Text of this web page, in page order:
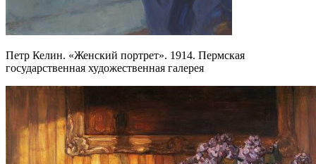
Петр Келин. «Женский портрет». 1914. Пермская
государственная художественная галерея